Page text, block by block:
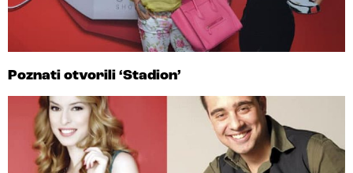
Poznati otvorili ‘Stadion’